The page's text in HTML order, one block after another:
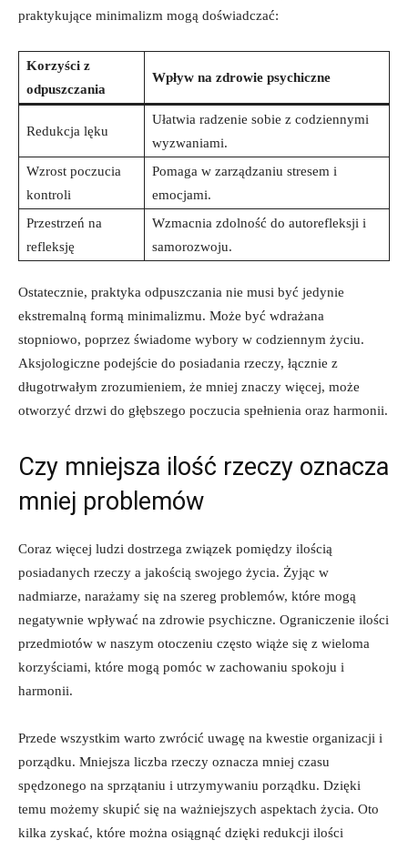
praktykujące minimalizm mogą doświadczać:
Korzyści ⁤z
odpuszczania
Wpływ na zdrowie psychiczne
Redukcja lęku
Ułatwia radzenie sobie‍ z codziennymi
wyzwaniami.
Wzrost ​poczucia
kontroli
Pomaga ⁤w zarządzaniu stresem‍ i
emocjami.
Przestrzeń na
refleksję
Wzmacnia zdolność do autorefleksji i
samorozwoju.
Ostatecznie, praktyka odpuszczania nie musi być ‌jedynie
ekstremalną formą minimalizmu. ⁢Może być ⁤wdrażana
stopniowo, poprzez świadome wybory w codziennym życiu.
Aksjologiczne podejście do ⁢posiadania rzeczy, łącznie z
długotrwałym zrozumieniem, że mniej​ znaczy więcej, może
otworzyć drzwi do głębszego poczucia spełnienia oraz harmonii.
Czy mniejsza ilość rzeczy oznacza
mniej problemów
Coraz więcej ludzi dostrzega⁤ związek pomiędzy ilością⁤
posiadanych rzeczy a ⁢jakością swojego‍ życia. Żyjąc w
nadmiarze, narażamy się na szereg problemów, które mogą ​
negatywnie wpływać‍ na zdrowie psychiczne. Ograniczenie ilości
przedmiotów w‍ naszym otoczeniu często wiąże się z wieloma
korzyściami, które mogą pomóc w zachowaniu​ spokoju ⁢i⁣
harmonii.
Przede wszystkim warto zwrócić uwagę na kwestie organizacji i
porządku. Mniejsza liczba​ rzeczy oznacza ⁢mniej czasu
spędzonego na sprzątaniu ​i utrzymywaniu porządku. Dzięki
temu możemy skupić się na ważniejszych aspektach życia. Oto
kilka zyskać, które można osiągnąć dzięki redukcji ilości